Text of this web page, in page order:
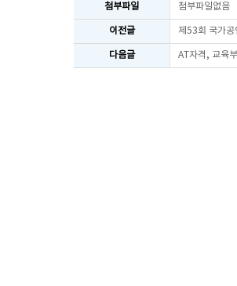
첨부파일 첨부파일없음
이전글 제53회 국가공
다음글 AT자격, 교육